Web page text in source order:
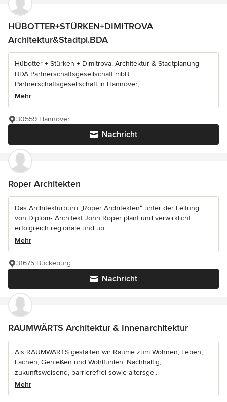
HÜBOTTER+STÜRKEN+DIMITROVA
Architektur&Stadtpl.BDA
Hübotter + Stürken + Dimitrova, Architektur & Stadtplanung
BDA Partnerschaftsgesellschaft mbB
Partnerschaftsgesellschaft in Hannover,...
Mehr
Nachricht
30559 Hannover
Roper Architekten
Das Architekturbüro „Roper Architekten“ unter der Leitung
von Diplom‑ Architekt John Roper plant und verwirklicht
erfolgreich regionale und üb...
Mehr
Nachricht
31675 Bückeburg
RAUMWÄRTS Architektur & Innenarchitektur
Als RAUMWÄRTS gestalten wir Räume zum Wohnen, Leben,
Lachen, Genießen und Wohlfühlen. Nachhaltig,
zukunftsweisend, barrierefrei sowie altersge...
Mehr